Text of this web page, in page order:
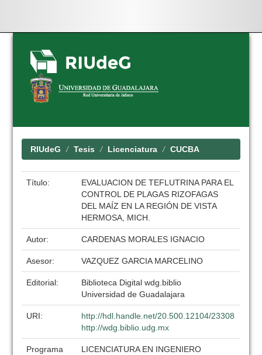
Skip
navigation
RIUdeG Tesis Licenciatura CUCBA
Título:
EVALUACION DE TEFLUTRINA PARA EL
CONTROL DE PLAGAS RIZOFAGAS
DEL MAÍZ EN LA REGIÓN DE VISTA
HERMOSA, MICH.
Autor: CARDENAS MORALES IGNACIO
Asesor: VAZQUEZ GARCIA MARCELINO
Editorial:
Biblioteca Digital wdg.biblio
Universidad de Guadalajara
URI:
http://hdl.handle.net/20.500.12104/23308
http://wdg.biblio.udg.mx
Programa
LICENCIATURA EN INGENIERO